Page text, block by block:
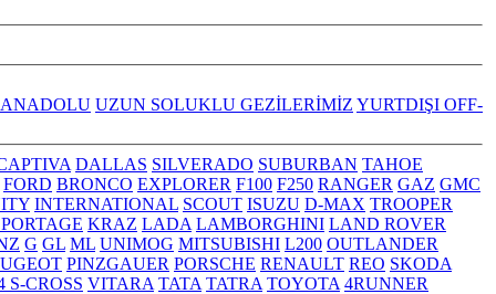
UZUN SOLUKLU GEZİLERİMİZ YURTDIŞI OFF-
DALLAS SILVERADO SUBURBAN TAHOE
FORD BRONCO EXPLORER F100 F250 RANGER GAZ GMC
INTERNATIONAL SCOUT ISUZU D-MAX TROOPER
KRAZ LADA LAMBORGHINI LAND ROVER
G GL ML UNIMOG MITSUBISHI L200 OUTLANDER
PINZGAUER PORSCHE RENAULT REO SKODA
S-CROSS VITARA TATA TATRA TOYOTA 4RUNNER